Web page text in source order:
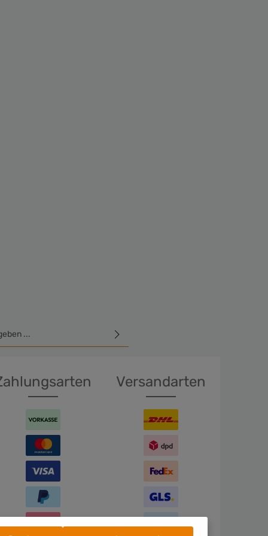
Sie die oben abgebildeten
Versandarten